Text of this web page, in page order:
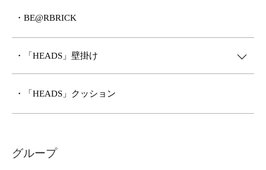
・BE@RBRICK
・「HEADS」壁掛け
・「HEADS」クッション
グループ